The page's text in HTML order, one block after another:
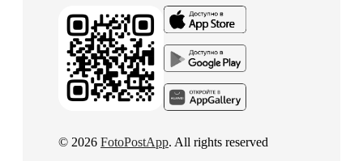
© 2026 FotoPostApp. All rights reserved